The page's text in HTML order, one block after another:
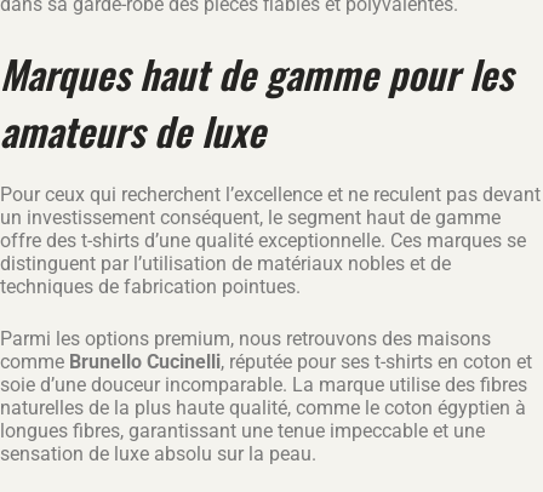
Marques haut de gamme pour les
amateurs de luxe
Pour ceux qui recherchent l’excellence et ne reculent pas devant
un investissement conséquent, le segment haut de gamme
offre des t-shirts d’une qualité exceptionnelle. Ces marques se
distinguent par l’utilisation de matériaux nobles et de
techniques de fabrication pointues.
Parmi les options premium, nous retrouvons des maisons
comme Brunello Cucinelli, réputée pour ses t-shirts en coton et
soie d’une douceur incomparable. La marque utilise des fibres
naturelles de la plus haute qualité, comme le coton égyptien à
longues fibres, garantissant une tenue impeccable et une
sensation de luxe absolu sur la peau.